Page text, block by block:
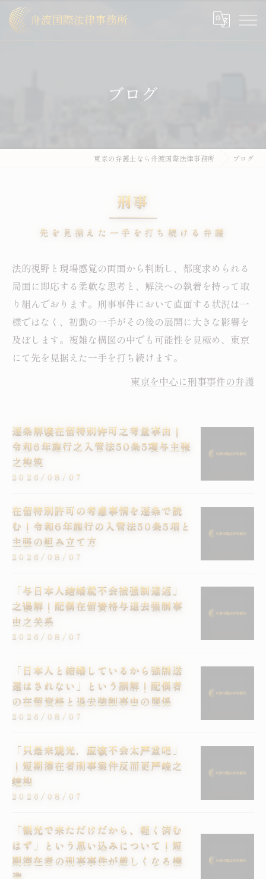
ブログ
東京の弁護士なら舟渡国際法律事務所 ブログ
刑事
先を見据えた一手を打ち続ける弁護
法的視野と現場感覚の両面から判断し、都度求められる
局面に即応する柔軟な思考と、解決への執着を持って取
り組んでおります。刑事事件において直面する状況は一
様ではなく、初動の一手がその後の展開に大きな影響を
及ぼします。複雑な構図の中でも可能性を見極め、東京
にて先を見据えた一手を打ち続けます。
東京を中心に刑事事件の弁護
逐条解读在留特别许可之考量事由｜
令和6年施行之入管法50条5项与主张
之构筑
2026/08/07
在留特別許可の考慮事情を逐条で読
む｜令和6年施行の入管法50条5項と
主張の組み立て方
2026/08/07
「与日本人结婚就不会被强制遣返」
之误解｜配偶在留资格与退去强制事
由之关系
2026/08/07
「日本人と結婚しているから強制送
還はされない」という誤解｜配偶者
の在留資格と退去強制事由の関係
2026/08/07
「只是来观光，应该不会太严重吧」
｜短期滞在者刑事案件反而更严峻之
结构
2026/08/07
「観光で来ただけだから、軽く済む
はず」という思い込みについて｜短
期滞在者の刑事事件が厳しくなる構
造